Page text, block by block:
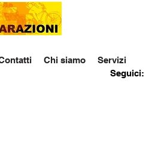
Chi siamo
Servizi
Seguici: